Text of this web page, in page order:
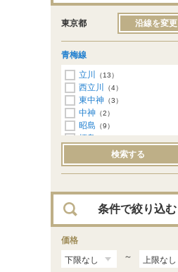
東京都 沿線を変更
青梅線
立川
（13）
西立川 （4）
東中神 （3）
中神 （2）
昭島 （9）
拝島
（2）
福生（13）
羽村（20）
（17）
東青梅（9）
青梅（6）
日向和田（6）
石神前
検索する
条件で絞り込む
価格
～